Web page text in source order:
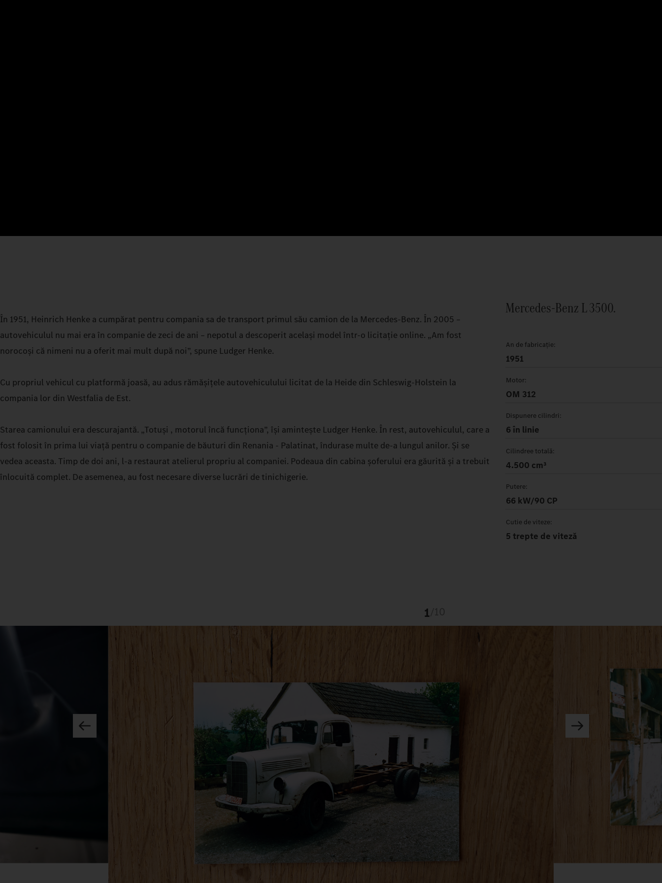
În 1951, Heinrich Henke a cumpărat pentru compania sa de transport primul său camion de la Mercedes‑Benz. În 2005 –
autovehiculul nu mai era în companie de zeci de ani – nepotul a descoperit același model într-o licitație online. „Am fost
norocoși că nimeni nu a oferit mai mult după noi”, spune Ludger Henke.
Cu propriul vehicul cu platformă joasă, au adus rămășițele autovehiculului licitat de la Heide din Schleswig‑Holstein la
compania lor din Westfalia de Est.
Starea camionului era descurajantă. „Totuși , motorul încă funcționa”, își amintește Ludger Henke. În rest, autovehiculul, care a
fost folosit în prima lui viață pentru o companie de băuturi din Renania - Palatinat, îndurase multe de-a lungul anilor. Și se
vedea aceasta. Timp de doi ani, l-a restaurat atelierul propriu al companiei. Podeaua din cabina șoferului era găurită și a trebuit
înlocuită complet. De asemenea, au fost necesare diverse lucrări de tinichigerie.
Mercedes‑Benz L 3500.
An de fabricație:
1951
Motor:
OM 312
Dispunere cilindri:
6 în linie
Cilindree totală:
4.500 cm³
Putere:
66 kW/90 CP
Cutie de viteze:
5 trepte de viteză
1